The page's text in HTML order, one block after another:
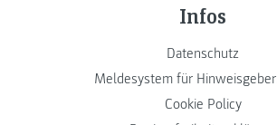
Infos
Datenschutz
Meldesystem für
Cookie Policy